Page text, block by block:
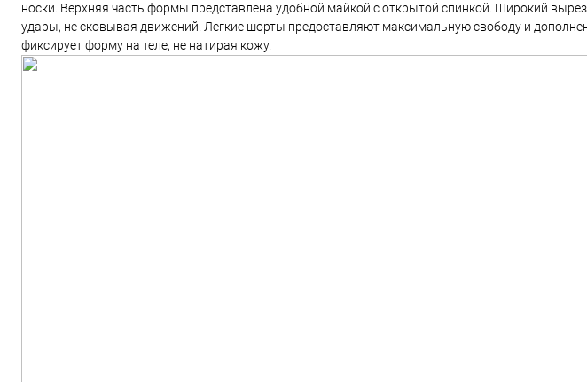
носки. Верхняя часть формы представлена удобной майкой с открытой спинкой. Широкий
удары, не сковывая движений. Легкие шорты предоставляют максимальную свободу и
фиксирует форму на теле, не натирая кожу.